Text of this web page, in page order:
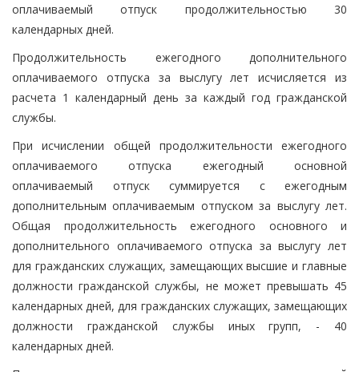
оплачиваемый отпуск продолжительностью 30
календарных дней.
Продолжительность ежегодного дополнительного
оплачиваемого отпуска за выслугу лет исчисляется из
расчета 1 календарный день за каждый год гражданской
службы.
При исчислении общей продолжительности ежегодного
оплачиваемого отпуска ежегодный основной
оплачиваемый отпуск суммируется с ежегодным
дополнительным оплачиваемым отпуском за выслугу лет.
Общая продолжительность ежегодного основного и
дополнительного оплачиваемого отпуска за выслугу лет
для гражданских служащих, замещающих высшие и главные
должности гражданской службы, не может превышать 45
календарных дней, для гражданских служащих, замещающих
должности гражданской службы иных групп, - 40
календарных дней.